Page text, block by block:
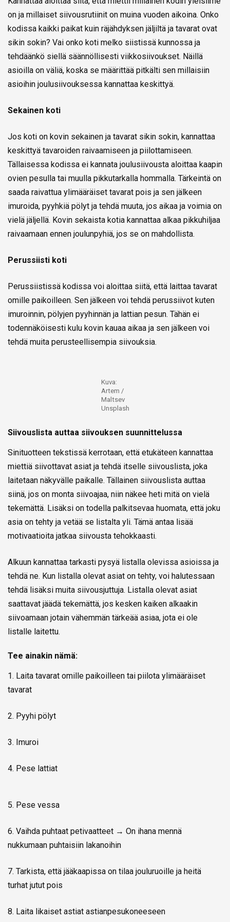
on ja millaiset siivousrutiinit on muina vuoden aikoina. Onko
kodissa kaikki paikat kuin räjähdyksen jäljiltä ja tavarat ovat
sikin sokin? Vai onko koti melko siistissä kunnossa ja
tehdäänkö siellä säännöllisesti viikkosiivoukset. Näillä
asioilla on väliä, koska se määrittää pitkälti sen millaisiin
asioihin joulusiivouksessa kannattaa keskittyä.
Sekainen koti
Jos koti on kovin sekainen ja tavarat sikin sokin, kannattaa
keskittyä tavaroiden raivaamiseen ja piilottamiseen.
Tällaisessa kodissa ei kannata joulusiivousta aloittaa kaapin
ovien pesulla tai muulla pikkutarkalla hommalla. Tärkeintä on
saada raivattua ylimääräiset tavarat pois ja sen jälkeen
imuroida, pyyhkiä pölyt ja tehdä muuta, jos aikaa ja voimia on
vielä jäljellä. Kovin sekaista kotia kannattaa alkaa pikkuhiljaa
raivaamaan ennen joulunpyhiä, jos se on mahdollista.
Perussiisti koti
Perussiistissä kodissa voi aloittaa siitä, että laittaa tavarat
omille paikoilleen. Sen jälkeen voi tehdä perussiivot kuten
imuroinnin, pölyjen pyyhinnän ja lattian pesun. Tähän ei
todennäköisesti kulu kovin kauaa aikaa ja sen jälkeen voi
tehdä muita perusteellisempia siivouksia.
Kuva:
Artem /
Maltsev
Unsplash
Siivouslista auttaa siivouksen suunnittelussa
Sinituotteen tekstissä kerrotaan, että etukäteen kannattaa
miettiä siivottavat asiat ja tehdä itselle siivouslista, joka
laitetaan näkyvälle paikalle. Tällainen siivouslista auttaa
siinä, jos on monta siivoajaa, niin näkee heti mitä on vielä
tekemättä. Lisäksi on todella palkitsevaa huomata, että joku
asia on tehty ja vetää se listalta yli. Tämä antaa lisää
motivaatioita jatkaa siivousta tehokkaasti.
Alkuun kannattaa tarkasti pysyä listalla olevissa asioissa ja
tehdä ne. Kun listalla olevat asiat on tehty, voi halutessaan
tehdä lisäksi muita siivousjuttuja. Listalla olevat asiat
saattavat jäädä tekemättä, jos kesken kaiken alkaakin
siivoamaan jotain vähemmän tärkeää asiaa, jota ei ole
listalle laitettu.
Tee ainakin nämä:
1. Laita tavarat omille paikoilleen tai piilota ylimääräiset
tavarat
2. Pyyhi pölyt
3. Imuroi
4. Pese lattiat
5. Pese vessa
6. Vaihda puhtaat petivaatteet → On ihana mennä
nukkumaan puhtaisiin lakanoihin
7. Tarkista, että jääkaapissa on tilaa jouluruoille ja heitä
turhat jutut pois
8. Laita likaiset astiat astianpesukoneeseen